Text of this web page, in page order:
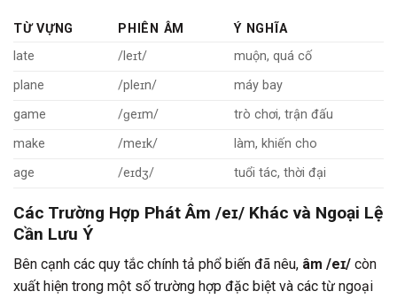
TỪ VỰNG PHIÊN ÂM
Ý NGHĨA
late
/leɪt/
muộn, quá cố
plane
/pleɪn/
máy bay
game
/ɡeɪm/
trò chơi, trận đấu
make
/meɪk/
làm, khiến cho
age
/eɪdʒ/ tuổi tác, thời đại
Các Trường Hợp Phát Âm /eɪ/ Khác và Ngoại Lệ
Cần Lưu Ý
Bên cạnh các quy tắc chính tả phổ biến đã nêu, âm /eɪ/ còn
xuất hiện trong một số trường hợp đặc biệt và các từ ngoại